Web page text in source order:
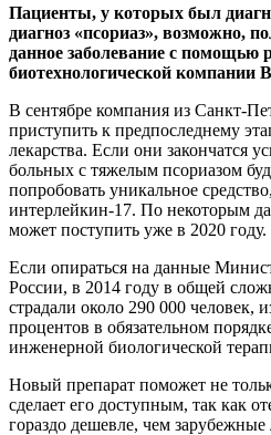
Пациенты, у которых был
диагноз «псориаз», возможно,
данное заболевание с помощью
биотехнологической компании
В сентябре компания из Санкт-
приступить к предпоследнему
лекарства. Если они закончатся
больных с тяжелым псориазом
попробовать уникальное
интерлейкин-17. По некоторым
может поступить уже в 2020 году.
Если опираться на данные
России, в 2014 году в общей
страдали около 290 000 человек,
процентов в обязательном
инженерной биологической
Новый препарат поможет не
сделает его доступным, так как
гораздо дешевле, чем зарубежные